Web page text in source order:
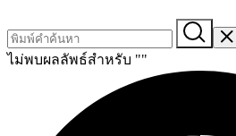
ไม่พบผลลัพธ์สำหรับ ""